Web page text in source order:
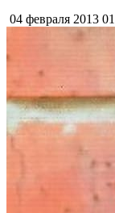
04 февраля 2013